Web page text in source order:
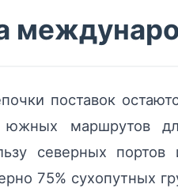
поставок
южных маршрутов
северных
75% сухопутных